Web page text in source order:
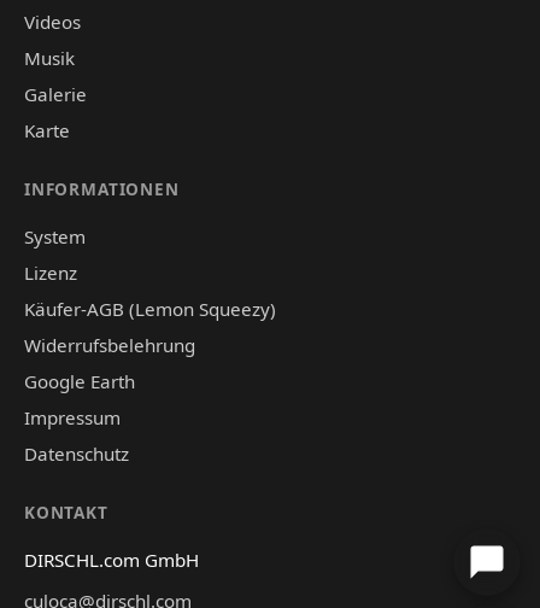
Videos
Musik
Galerie
Karte
INFORMATIONEN
System
Lizenz
Käufer-AGB (Lemon Squeezy)
Widerrufsbelehrung
Google Earth
Impressum
Datenschutz
KONTAKT
DIRSCHL.com GmbH
culoca@dirschl.com